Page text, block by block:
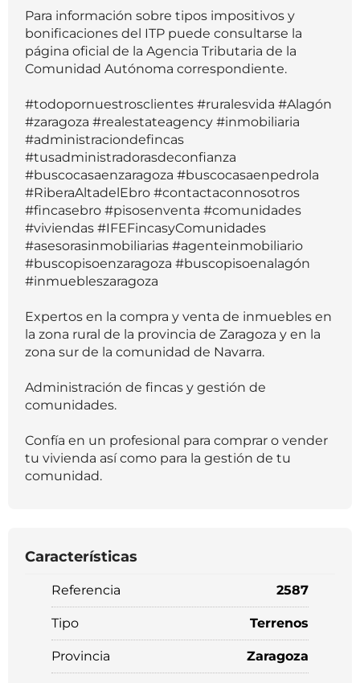
Para información sobre tipos impositivos y
bonificaciones del ITP puede consultarse la
página oficial de la Agencia Tributaria de la
Comunidad Autónoma correspondiente.
#todopornuestrosclientes #ruralesvida #Alagón
#zaragoza #realestateagency #inmobiliaria
#administraciondefincas
#tusadministradorasdeconfianza
#buscocasaenzaragoza #buscocasaenpedrola
#RiberaAltadelEbro #contactaconnosotros
#fincasebro #pisosenventa #comunidades
#viviendas #IFEFincasyComunidades
#asesorasinmobiliarias #agenteinmobiliario
#buscopisoenzaragoza #buscopisoenalagón
#inmuebleszaragoza
Expertos en la compra y venta de inmuebles en
la zona rural de la provincia de Zaragoza y en la
zona sur de la comunidad de Navarra.
Administración de fincas y gestión de
comunidades.
Confía en un profesional para comprar o vender
tu vivienda así como para la gestión de tu
comunidad.
Características
Referencia 2587
Tipo Terrenos
Provincia Zaragoza